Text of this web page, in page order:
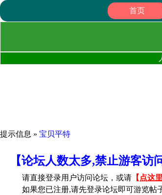
首页
提示信息 » 宝贝平特
【论坛人数太多,禁止游客
请直接登录用户访问论坛，或请 【 点这
如果您已注册,请先登录论坛即可游览帖